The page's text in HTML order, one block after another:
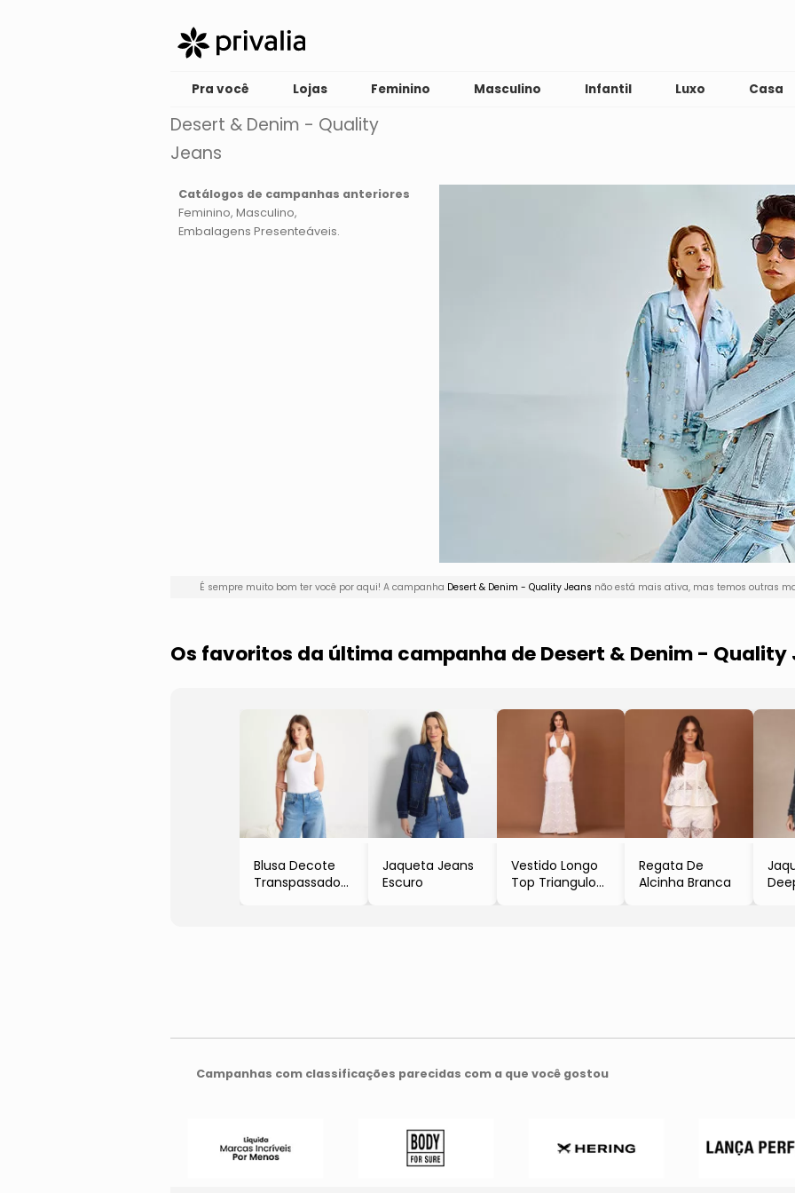
Pra você Lojas Feminino Masculino Infantil Luxo Casa
Desert & Denim - Quality
Jeans
É sempre muito bom ter você por aqui! A campanha Desert & Denim - Quality Jeans não está mais ativa, mas temos outras
Os favoritos da última campanha de Desert & Denim - Quality
Blusa Decote
Transpassado
Jaqueta Jeans
Escuro
Vestido Longo
Top Triangulo
Regata De
Alcinha Branca
Catálogos de campanhas anteriores
Feminino Masculino
Embalagens Presenteáveis
Campanhas com classificações parecidas com a que você gostou